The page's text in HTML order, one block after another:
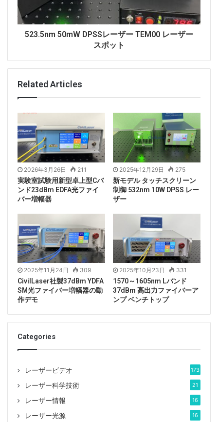
えます。 レーザーが段ボールに照射されると、すぐに
発火する可能性があります。
制御ソフトウェアへのインターフェース。
940nmレーザーのパラメータテーブルとスペクトル
図。
523.5nm 50mW DPSSレーザー TEM00 レーザー
スポット
Related Articles
2026年3月26日 211
実験室試験用新型卓上型Cバ
ンド23dBm EDFA光ファイ
バー増幅器
2025年12月29日 275
新モデル タッチスクリーン
制御 532nm 10W DPSS レー
ザー
2025年11月24日 309
CivilLaser社製37dBm YDFA
SM光ファイバー増幅器の動
作デモ
2025年10月23日 331
1570～1605nm Lバンド
37dBm 高出力ファイバーア
ンプ ベンチトップ
Categories
レーザービデオ 173
レーザー科学技術 21
レーザー情報 16
レーザー光源 16